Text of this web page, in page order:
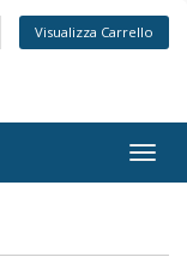
Visualizza Carrello